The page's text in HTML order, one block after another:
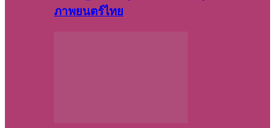
ภาพยนตร์ไทย